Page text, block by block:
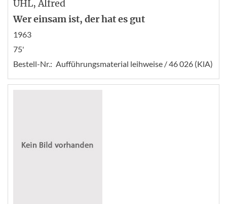
UHL, Alfred
Wer einsam ist, der hat es gut
1963
75'
Bestell-Nr.: Aufführungsmaterial leihweise / 46 026 (KlA)